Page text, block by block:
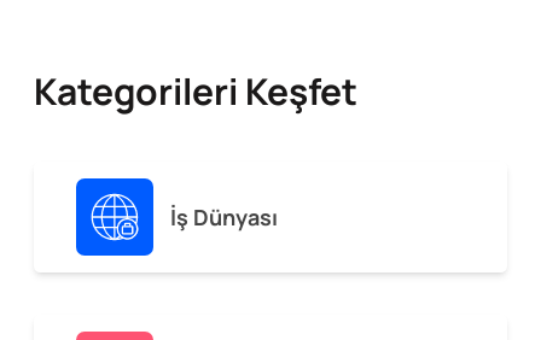
Kategorileri Keşfet
İş Dünyası